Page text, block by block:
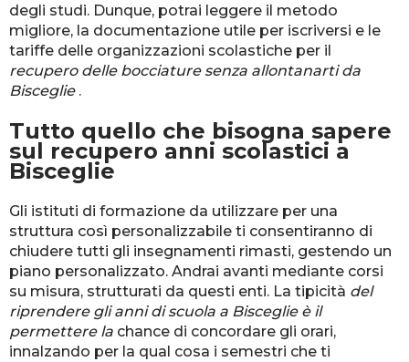
degli studi. Dunque, potrai leggere il metodo
migliore, la documentazione utile per iscriversi e le
tariffe delle organizzazioni scolastiche per il
recupero delle bocciature senza allontanarti da
Bisceglie .
Tutto quello che bisogna sapere
sul recupero anni scolastici a
Bisceglie
Gli istituti di formazione da utilizzare per una
struttura così personalizzabile ti consentiranno di
chiudere tutti gli insegnamenti rimasti, gestendo un
piano personalizzato. Andrai avanti mediante corsi
su misura, strutturati da questi enti. La tipicità del
riprendere gli anni di scuola a Bisceglie è il
permettere la chance di concordare gli orari,
innalzando per la qual cosa i semestri che ti